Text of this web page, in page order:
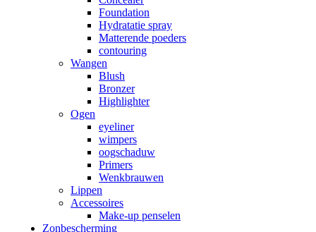
Foundation
Hydratatie spray
Matterende poeders
contouring
Wangen
Blush
Bronzer
Highlighter
Ogen
eyeliner
wimpers
oogschaduw
Primers
Wenkbrauwen
Lippen
Accessoires
Make-up penselen
Zonbescherming